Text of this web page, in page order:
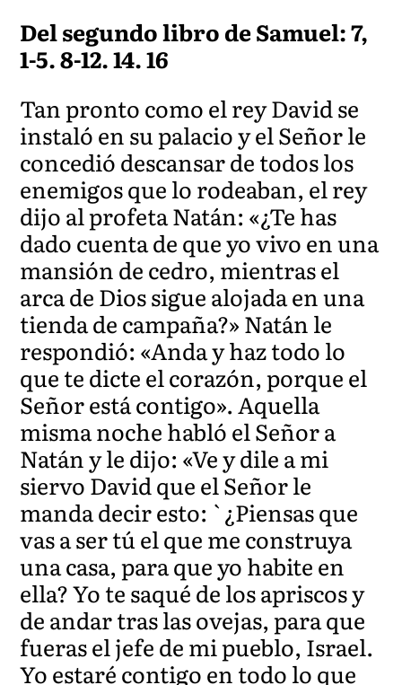
Del segundo libro de Samuel: 7,
1-5. 8-12. 14. 16
Tan pronto como el rey David se
instaló en su palacio y el Señor le
concedió descansar de todos los
enemigos que lo rodeaban, el rey
dijo al profeta Natán: «¿Te has
dado cuenta de que yo vivo en una
mansión de cedro, mientras el
arca de Dios sigue alojada en una
tienda de campaña?» Natán le
respondió: «Anda y haz todo lo
que te dicte el corazón, porque el
Señor está contigo». Aquella
misma noche habló el Señor a
Natán y le dijo: «Ve y dile a mi
siervo David que el Señor le
manda decir esto: `¿Piensas que
vas a ser tú el que me construya
una casa, para que yo habite en
ella? Yo te saqué de los apriscos y
de andar tras las ovejas, para que
fueras el jefe de mi pueblo, Israel.
Yo estaré contigo en todo lo que